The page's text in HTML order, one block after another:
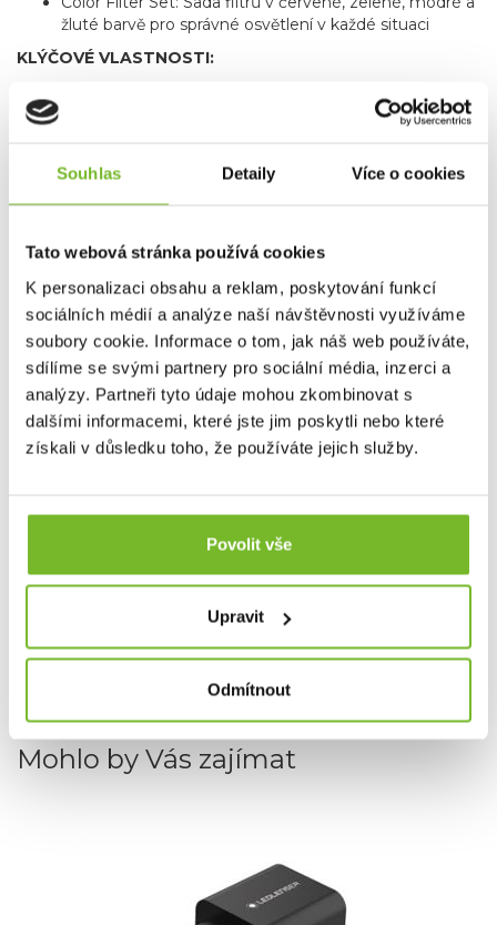
Souhlas Detaily Více o cookies
Tato webová stránka používá cookies
K personalizaci obsahu a reklam, poskytování funkcí
sociálních médií a analýze naší návštěvnosti využíváme
soubory cookie. Informace o tom, jak náš web používáte,
sdílíme se svými partnery pro sociální média, inzerci a
analýzy. Partneři tyto údaje mohou zkombinovat s
dalšími informacemi, které jste jim poskytli nebo které
získali v důsledku toho, že používáte jejich služby.
Povolit vše
Upravit
Odmítnout
žluté barvě pro správné osvětlení v každé situaci
KLÝČOVÉ VLASTNOSTI:
mezi režimem kombinujícím široké rozptýlené světlo
Intuitivní a rychlé ovládání: zadní taktický spínač a
otočný volič režimů (Mode Select Ring) pro přepínání
transportní zámek)
Odolná a připravená do akce: tělo z tvrdě eloxovaného
hliníku s diamantovým vroubkováním a vysokou
odolností proti vodě a prachu (IP68)
Světelné režimy: Check, TAC Mid, TAC High, Search,
Boost a Strobe; až 3200 lm (34 000 cd)
prodloužená záruka 7 let
Mohlo by Vás zajímat